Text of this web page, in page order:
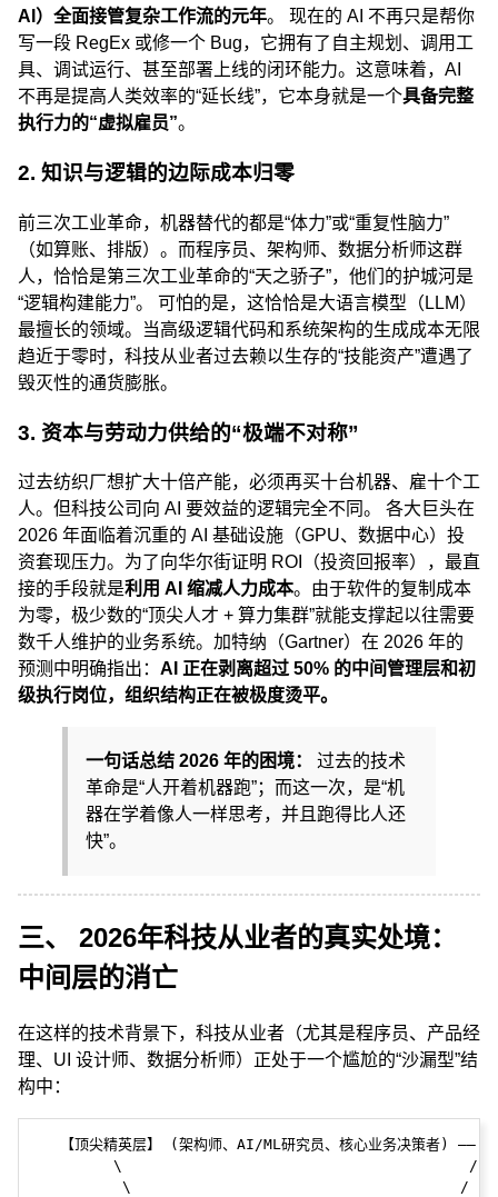
AI）全面接管复杂工作流的元年。 现在的 AI 不再只是帮你
写一段 RegEx 或修一个 Bug，它拥有了自主规划、调用工
具、调试运行、甚至部署上线的闭环能力。这意味着，AI
不再是提高人类效率的“延长线”，它本身就是一个具备完整
执行力的“虚拟雇员”。
2. 知识与逻辑的边际成本归零
前三次工业革命，机器替代的都是“体力”或“重复性脑力”
（如算账、排版）。而程序员、架构师、数据分析师这群
人，恰恰是第三次工业革命的“天之骄子”，他们的护城河是
“逻辑构建能力”。 可怕的是，这恰恰是大语言模型（LLM）
最擅长的领域。当高级逻辑代码和系统架构的生成成本无限
趋近于零时，科技从业者过去赖以生存的“技能资产”遭遇了
毁灭性的通货膨胀。
3. 资本与劳动力供给的“极端不对称”
过去纺织厂想扩大十倍产能，必须再买十台机器、雇十个工
人。但科技公司向 AI 要效益的逻辑完全不同。 各大巨头在
2026 年面临着沉重的 AI 基础设施（GPU、数据中心）投
资套现压力。为了向华尔街证明 ROI（投资回报率），最直
接的手段就是利用 AI 缩减人力成本。由于软件的复制成本
为零，极少数的“顶尖人才 + 算力集群”就能支撑起以往需要
数千人维护的业务系统。加特纳（Gartner）在 2026 年的
预测中明确指出： AI 正在剥离超过 50% 的中间管理层和初
级执行岗位，组织结构正在被极度烫平。
一句话总结 2026 年的困境：
过去的技术
革命是“人开着机器跑”；而这一次，是“机
器在学着像人一样思考，并且跑得比人还
快”。
三、 2026年科技从业者的真实处境：
中间层的消亡
在这样的技术背景下，科技从业者（尤其是程序员、产品经
理、UI 设计师、数据分析师）正处于一个尴尬的“沙漏型”结
构中：
【顶尖精英层】 (架构师、AI/ML研究员、核心业务决策者) ——
         \                                       /
          \                                     /